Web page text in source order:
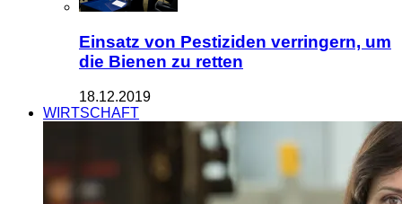
Einsatz von Pestiziden verringern, um
die Bienen zu retten
18.12.2019
WIRTSCHAFT